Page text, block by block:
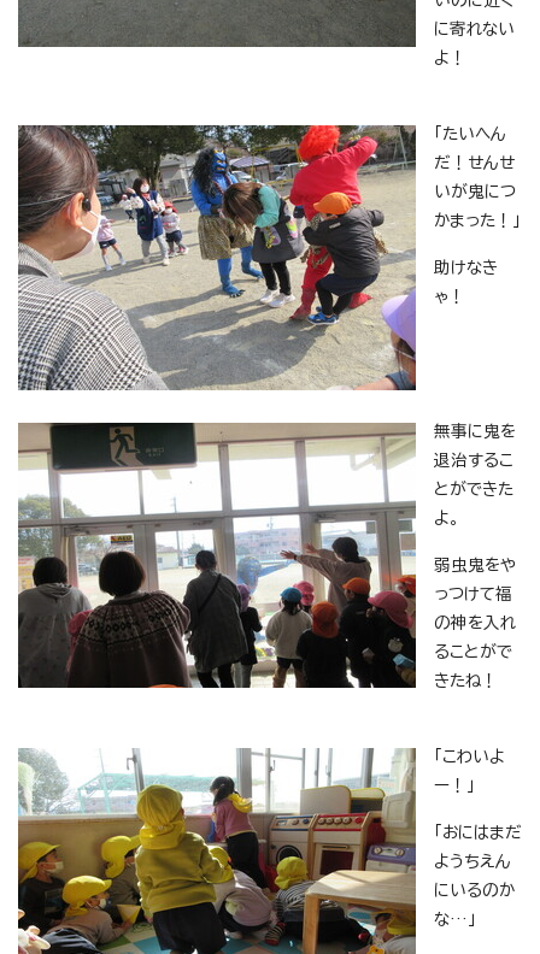
に寄れない
よ！
「たいへん
だ！せんせ
いが鬼につ
かまった！」
助けなき
ゃ！
無事に鬼を
退治するこ
とができた
よ。
弱虫鬼をや
っつけて福
の神を入れ
ることがで
きたね！
「こわいよ
ー！」
「おにはまだ
ようちえん
にいるのか
な…」